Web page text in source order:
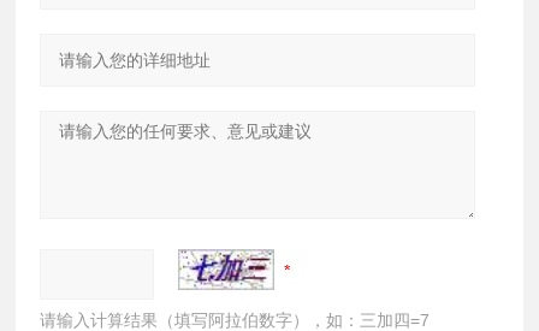
请输入计算结果（填写阿拉伯数字），如：三加四=7